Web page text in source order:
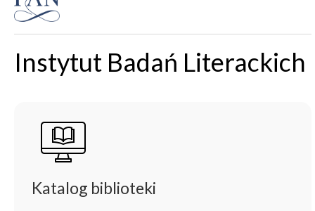
Instytut Badań Literackich
Katalog biblioteki